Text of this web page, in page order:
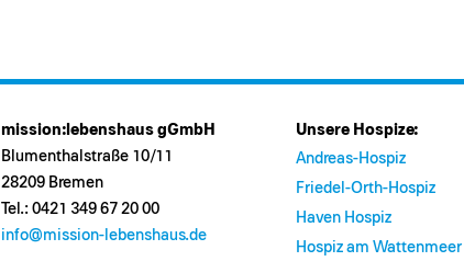
mission:lebenshaus gGmbH
Blumenthalstraße 10/11
28209 Bremen
Tel.: 0421 349 67 20 00
info@mission-lebenshaus.de
Unsere Hospize:
Andreas-Hospiz
Friedel-Orth-Hospiz
Haven Hospiz
Hospiz am Wattenmeer